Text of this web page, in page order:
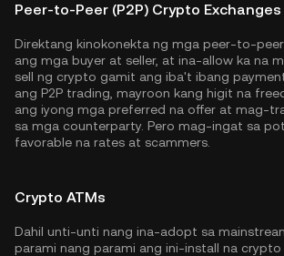
Peer-to-Peer (P2P) Crypto Exchanges
Direktang kinokonekta ng mga peer-to-peer
ang mga buyer at seller, at ina-allow ka na
sell ng crypto gamit ang iba't ibang
ang P2P trading, mayroon kang higit na
ang iyong mga preferred na offer at mag-
sa mga counterparty. Pero mag-ingat sa
favorable na rates at scammers.
Crypto ATMs
Dahil unti-unti nang ina-adopt sa
parami nang parami ang ini-install na crypto